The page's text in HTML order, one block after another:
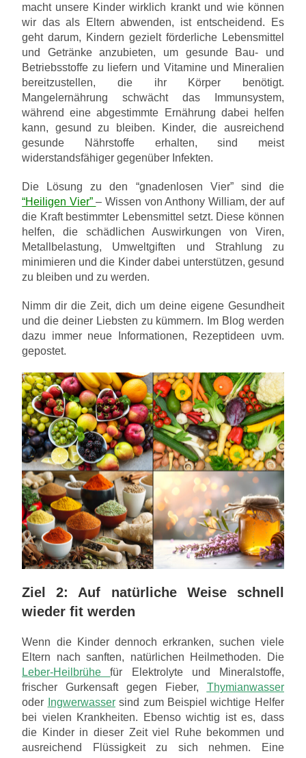
macht unsere Kinder wirklich krankt und wie können
wir das als Eltern abwenden, ist entscheidend. Es
geht darum, Kindern gezielt förderliche Lebensmittel
und Getränke anzubieten, um gesunde Bau- und
Betriebsstoffe zu liefern und Vitamine und Mineralien
bereitzustellen, die ihr Körper benötigt.
Mangelernährung schwächt das Immunsystem,
während eine abgestimmte Ernährung dabei helfen
kann, gesund zu bleiben. Kinder, die ausreichend
gesunde Nährstoffe erhalten, sind meist
widerstandsfähiger gegenüber Infekten.
Die Lösung zu den “gnadenlosen Vier” sind die
“Heiligen Vier” – Wissen von Anthony William, der auf
die Kraft bestimmter Lebensmittel setzt. Diese können
helfen, die schädlichen Auswirkungen von Viren,
Metallbelastung, Umweltgiften und Strahlung zu
minimieren und die Kinder dabei unterstützen, gesund
zu bleiben und zu werden.
Nimm dir die Zeit, dich um deine eigene Gesundheit
und die deiner Liebsten zu kümmern. Im Blog werden
dazu immer neue Informationen, Rezeptideen uvm.
gepostet.
Ziel 2: Auf natürliche Weise schnell
wieder fit werden
Wenn die Kinder dennoch erkranken, suchen viele
Eltern nach sanften, natürlichen Heilmethoden. Die
Leber-Heilbrühe
für Elektrolyte und Mineralstoffe,
frischer Gurkensaft gegen Fieber, Thymianwasser
oder
Ingwerwassersind zum Beispiel wichtige Helfer
bei vielen Krankheiten. Ebenso wichtig ist es, dass
die Kinder in dieser Zeit viel Ruhe bekommen und
ausreichend Flüssigkeit zu sich nehmen. Eine